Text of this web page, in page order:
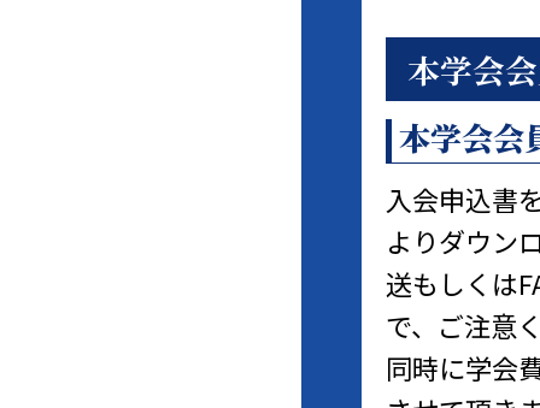
本学会
本学会会
入会申込書
よりダウン
送もしくは
で、ご注意
同時に学会